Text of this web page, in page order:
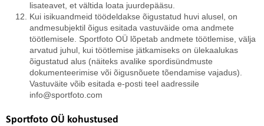
lisateavet, et vältida loata juurdepääsu.
Kui isikuandmeid töödeldakse õigustatud huvi alusel, on
andmesubjektil õigus esitada vastuväide oma andmete
töötlemisele. Sportfoto OÜ lõpetab andmete töötlemise, välja
arvatud juhul, kui töötlemise jätkamiseks on ülekaalukas
õigustatud alus (näiteks avalike spordisündmuste
dokumenteerimise või õigusnõuete tõendamise vajadus).
Vastuväite võib esitada e-posti teel aadressile
info@sportfoto.com
Sportfoto OÜ kohustused